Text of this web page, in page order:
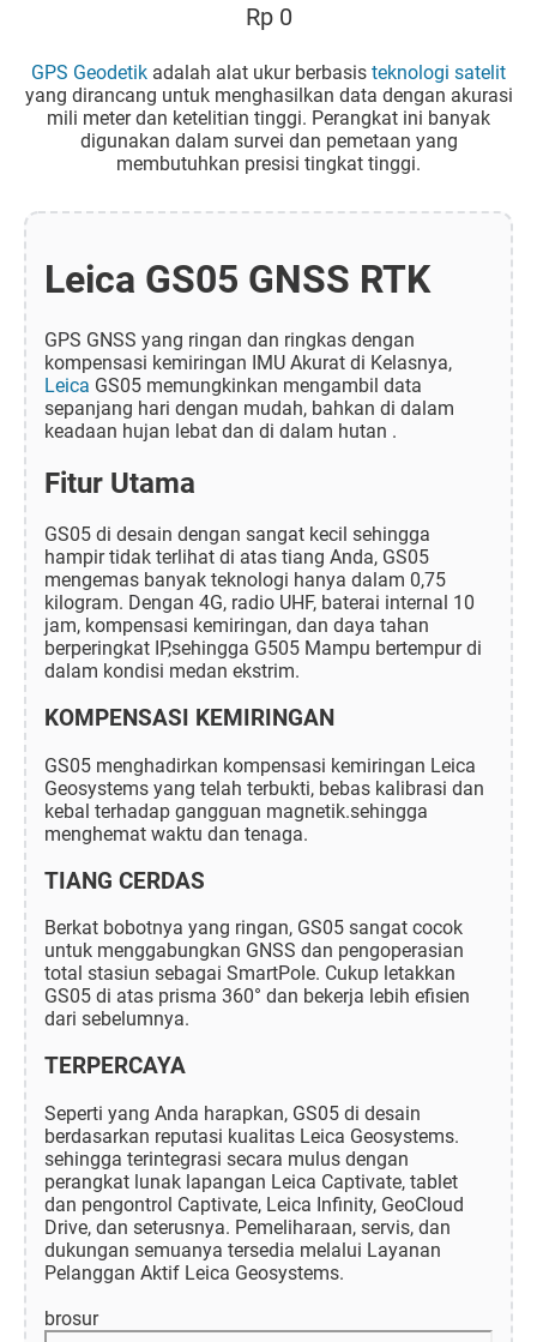
Rp 0
GPS Geodetik adalah alat ukur berbasis teknologi satelit
yang dirancang untuk menghasilkan data dengan akurasi
mili meter dan ketelitian tinggi. Perangkat ini banyak
digunakan dalam survei dan pemetaan yang
membutuhkan presisi tingkat tinggi.
Leica GS05 GNSS RTK
GPS GNSS yang ringan dan ringkas dengan
kompensasi kemiringan IMU Akurat di Kelasnya,
Leica GS05 memungkinkan mengambil data
sepanjang hari dengan mudah, bahkan di dalam
keadaan hujan lebat dan di dalam hutan .
Fitur Utama
GS05 di desain dengan sangat kecil sehingga
hampir tidak terlihat di atas tiang Anda, GS05
mengemas banyak teknologi hanya dalam 0,75
kilogram. Dengan 4G, radio UHF, baterai internal 10
jam, kompensasi kemiringan, dan daya tahan
berperingkat IP,sehingga G505 Mampu bertempur di
dalam kondisi medan ekstrim.
KOMPENSASI KEMIRINGAN
GS05 menghadirkan kompensasi kemiringan Leica
Geosystems yang telah terbukti, bebas kalibrasi dan
kebal terhadap gangguan magnetik.sehingga
menghemat waktu dan tenaga.
TIANG CERDAS
Berkat bobotnya yang ringan, GS05 sangat cocok
untuk menggabungkan GNSS dan pengoperasian
total stasiun sebagai SmartPole. Cukup letakkan
GS05 di atas prisma 360° dan bekerja lebih efisien
dari sebelumnya.
TERPERCAYA
Seperti yang Anda harapkan, GS05 di desain
berdasarkan reputasi kualitas Leica Geosystems.
sehingga terintegrasi secara mulus dengan
perangkat lunak lapangan Leica Captivate, tablet
dan pengontrol Captivate, Leica Infinity, GeoCloud
Drive, dan seterusnya. Pemeliharaan, servis, dan
dukungan semuanya tersedia melalui Layanan
Pelanggan Aktif Leica Geosystems.
brosur